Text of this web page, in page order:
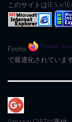
このサイトはIE5.x/
Firefox
で最適化されています